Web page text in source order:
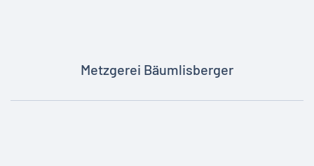
Metzgerei Bäumlisberger